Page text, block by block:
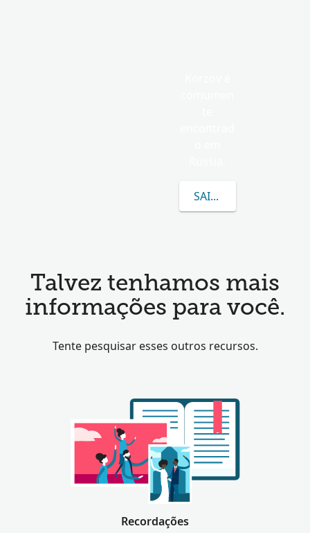
SAIBA MAIS SOBRE
Talvez tenhamos mais
informações para você.
Tente pesquisar esses outros recursos.
Recordações